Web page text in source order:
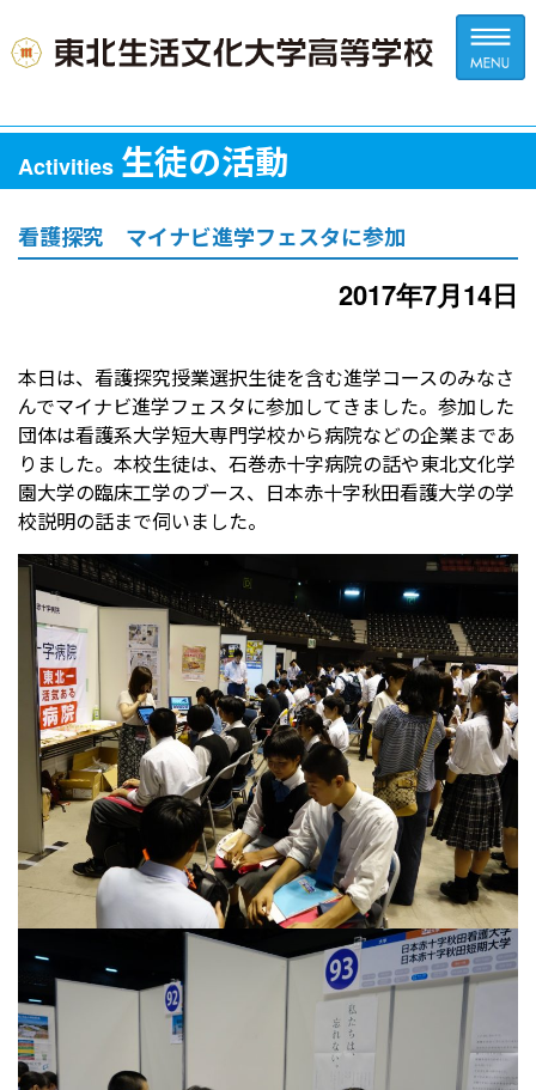
受験生の方へ 中学校の先生方へ
在校生の方へ 保護者の方へ
アクセス お問い合わせ
教員採用情報(PDF) 各種証明書
寄付金のお願い
Activities 生徒の活動
看護探究 マイナビ進学フェスタに参加
2017年7月14日
本日は、看護探究授業選択生徒を含む進学コースのみなさ
んでマイナビ進学フェスタに参加してきました。参加した
団体は看護系大学短大専門学校から病院などの企業まであ
りました。本校生徒は、石巻赤十字病院の話や東北文化学
園大学の臨床工学のブース、日本赤十字秋田看護大学の学
校説明の話まで伺いました。